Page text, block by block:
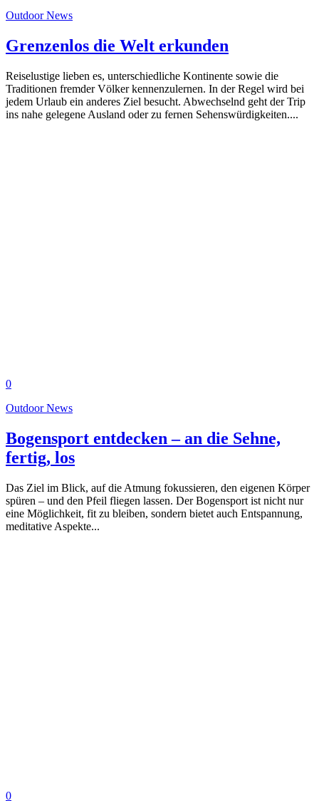
Outdoor News
Grenzenlos die Welt erkunden
Reiselustige lieben es, unterschiedliche Kontinente sowie die
Traditionen fremder Völker kennenzulernen. In der Regel wird bei
jedem Urlaub ein anderes Ziel besucht. Abwechselnd geht der Trip
ins nahe gelegene Ausland oder zu fernen Sehenswürdigkeiten....
0
Outdoor News
Bogensport entdecken – an die Sehne,
fertig, los
Das Ziel im Blick, auf die Atmung fokussieren, den eigenen Körper
spüren – und den Pfeil fliegen lassen. Der Bogensport ist nicht nur
eine Möglichkeit, fit zu bleiben, sondern bietet auch Entspannung,
meditative Aspekte...
0